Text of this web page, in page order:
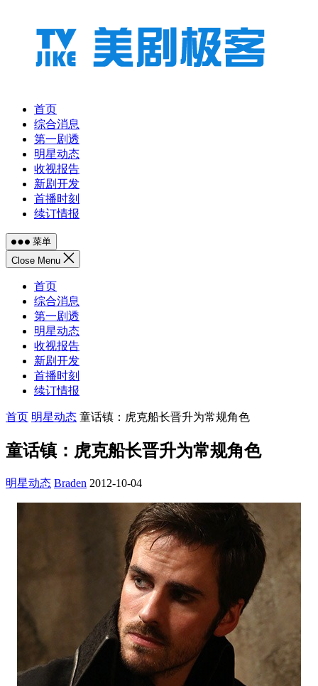
首页
综合消息
第一剧透
明星动态
收视报告
新剧开发
首播时刻
续订情报
菜单
Close Menu
首页
综合消息
第一剧透
明星动态
收视报告
新剧开发
首播时刻
续订情报
首页 明星动态 童话镇：虎克船长晋升为常规角色
童话镇：虎克船长晋升为常规角色
明星动态 Braden 2012-10-04